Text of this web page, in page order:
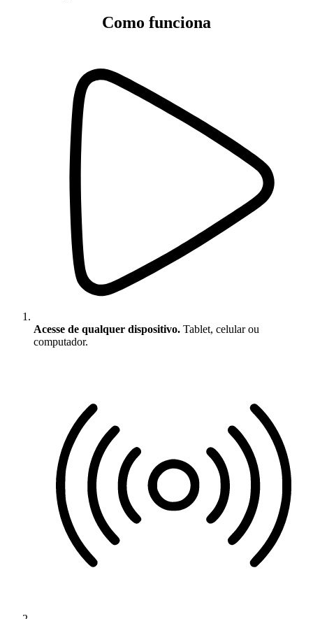
Como funciona
Acesse de qualquer dispositivo. Tablet, celular ou
computador.